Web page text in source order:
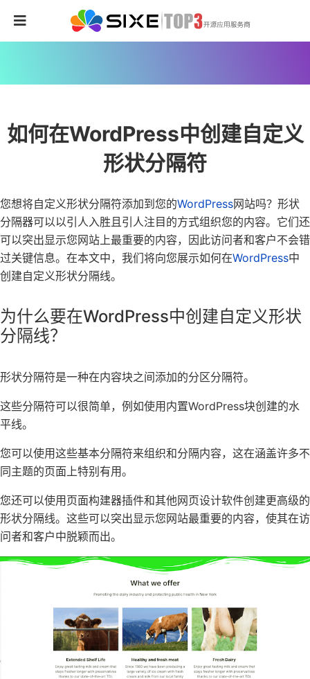
如何在WordPress中创建自定义
形状分隔符
您想将自定义形状分隔符添加到您的WordPress网站吗？形状
分隔器可以以引人入胜且引人注目的方式组织您的内容。它们还
可以突出显示您网站上最重要的内容，因此访问者和客户不会错
过关键信息。在本文中，我们将向您展示如何在WordPress中
创建自定义形状分隔线。
为什么要在WordPress中创建自定义形状
分隔线？
形状分隔符是一种在内容块之间添加的分区分隔符。
这些分隔符可以很简单，例如使用内置WordPress块创建的水
平线。
您可以使用这些基本分隔符来组织和分隔内容，这在涵盖许多不
同主题的页面上特别有用。
您还可以使用页面构建器插件和其他网页设计软件创建更高级的
形状分隔线。这些可以突出显示您网站最重要的内容，使其在访
问者和客户中脱颖而出。